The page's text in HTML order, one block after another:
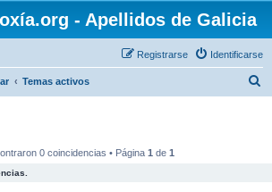
- Apellidos de Galicia
Identificarse
Registrarse
Temas activos
0 coincidencias • Página 1 de 1